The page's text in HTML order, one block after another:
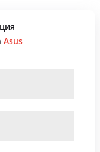
Asus